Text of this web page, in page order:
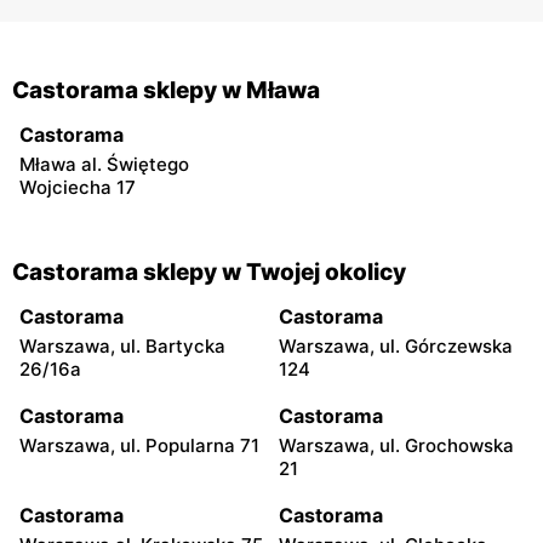
Castorama sklepy w Mława
Castorama
Mława al. Świętego
Wojciecha 17
Castorama sklepy w Twojej okolicy
Castorama
Warszawa, ul. Bartycka
26/16a
Castorama
Warszawa, ul. Górczewska
124
Castorama
Warszawa, ul. Popularna 71
Castorama
Warszawa, ul. Grochowska
21
Castorama Castorama